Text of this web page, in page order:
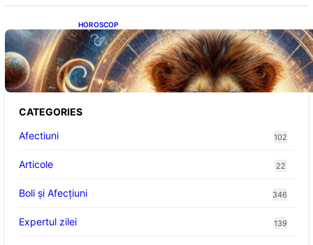
HOROSCOP
Portalul Leului 8/8: Oportunități de
Abundență pentru Cinci Zodii în 2026
CATEGORIES
Afectiuni
102
Articole 22
Boli și Afecțiuni 346
Expertul zilei 139